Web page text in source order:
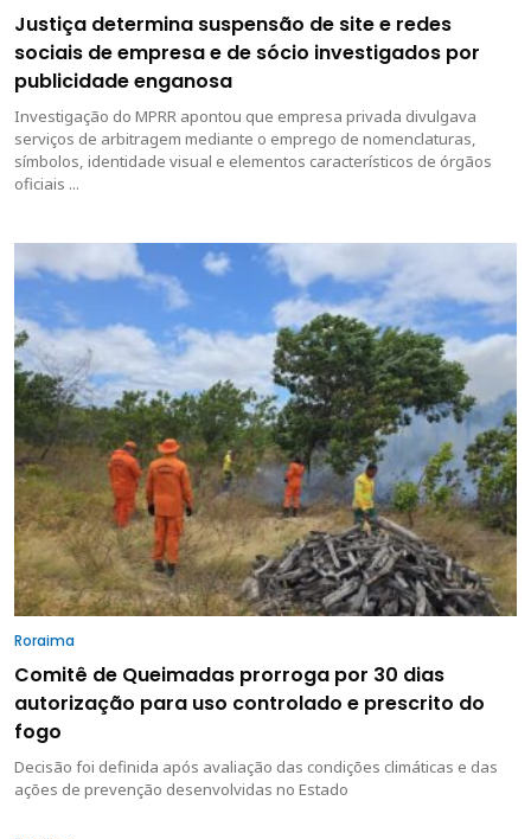
Justiça determina suspensão de site e redes
sociais de empresa e de sócio investigados por
publicidade enganosa
Investigação do MPRR apontou que empresa privada divulgava
serviços de arbitragem mediante o emprego de nomenclaturas,
símbolos, identidade visual e elementos característicos de órgãos
oficiais ...
Roraima
Comitê de Queimadas prorroga por 30 dias
autorização para uso controlado e prescrito do
fogo
Decisão foi definida após avaliação das condições climáticas e das
ações de prevenção desenvolvidas no Estado